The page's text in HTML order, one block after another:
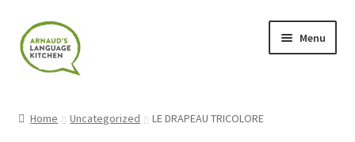
Skip
to
navigation
Skip
to
content
Menu
Home Uncategorized LE DRAPEAU TRICOLORE